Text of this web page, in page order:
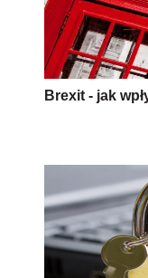
Brexit - jak